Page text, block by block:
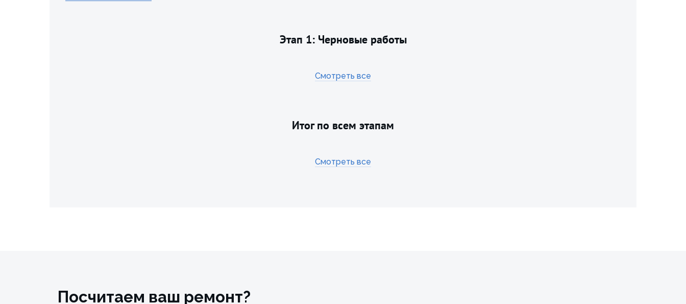
Этап 1: Черновые работы
Смотреть все
Итог по всем этапам
Смотреть все
Посчитаем ваш ремонт?